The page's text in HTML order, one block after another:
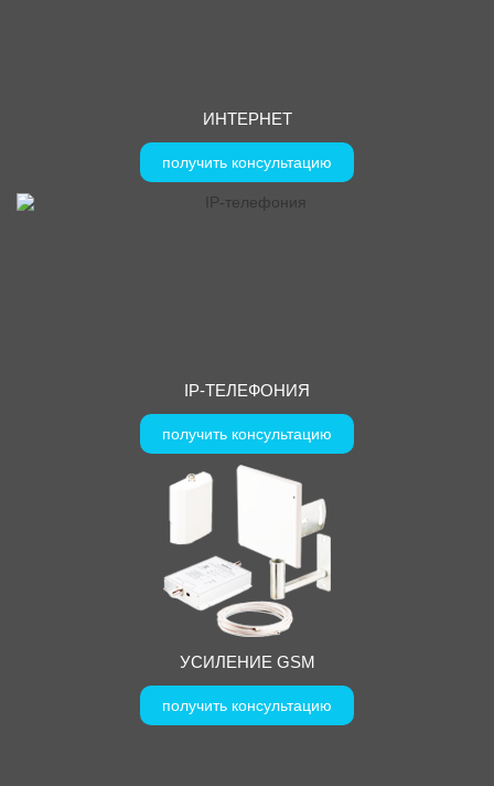
ИНТЕРНЕТ
получить консультацию
IP-ТЕЛЕФОНИЯ
получить консультацию
УСИЛЕНИЕ GSM
получить консультацию